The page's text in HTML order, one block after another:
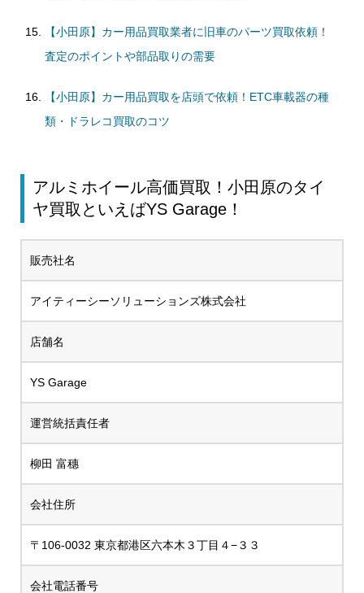
【小田原】カー用品買取業者に旧車のパーツ買取依頼！
査定のポイントや部品取りの需要
【小田原】カー用品買取を店頭で依頼！ETC車載器の種
類・ドラレコ買取のコツ
アルミホイール高価買取！小田原のタイ
ヤ買取といえばYS Garage！
販売社名
アイティーシーソリューションズ株式会社
店舗名
YS Garage
運営統括責任者
柳田 富穗
会社住所
〒106-0032 東京都港区六本木３丁目４−３３
会社電話番号